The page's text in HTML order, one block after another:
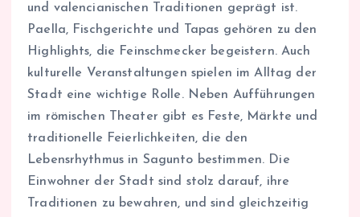
und valencianischen Traditionen geprägt ist.
Paella, Fischgerichte und Tapas gehören zu den
Highlights, die Feinschmecker begeistern. Auch
kulturelle Veranstaltungen spielen im Alltag der
Stadt eine wichtige Rolle. Neben Aufführungen
im römischen Theater gibt es Feste, Märkte und
traditionelle Feierlichkeiten, die den
Lebensrhythmus in Sagunto bestimmen. Die
Einwohner der Stadt sind stolz darauf, ihre
Traditionen zu bewahren, und sind gleichzeitig